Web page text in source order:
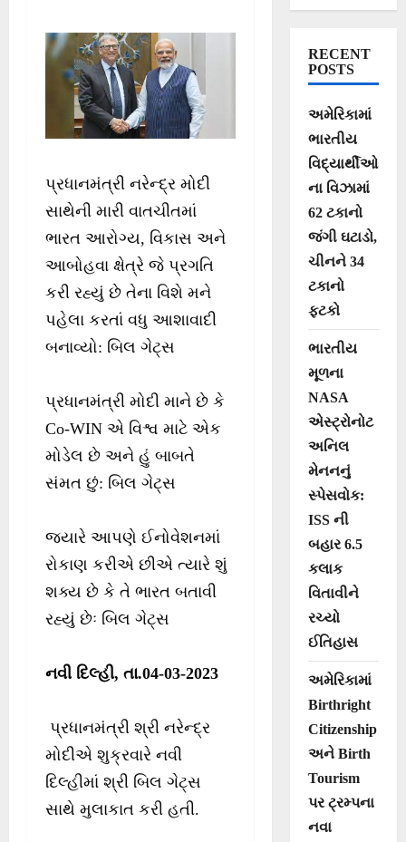
પ્રધાનમંત્રી નરેન્દ્ર મોદી
સાથેની મારી વાતચીતમાં
ભારત આરોગ્ય, વિકાસ અને
આબોહવા ક્ષેત્રે જે પ્રગતિ
કરી રહ્યું છે તેના વિશે મને
પહેલા કરતાં વધુ આશાવાદી
બનાવ્યો: બિલ ગેટ્સ
પ્રધાનમંત્રી મોદી માને છે કે
Co-WIN એ વિશ્વ માટે એક
મોડેલ છે અને હું બાબતે
સંમત છું: બિલ ગેટ્સ
જ્યારે આપણે ઈનોવેશનમાં
રોકાણ કરીએ છીએ ત્યારે શું
શક્ય છે કે તે ભારત બતાવી
રહ્યું છેઃ બિલ ગેટ્સ
નવી દિલ્હી, તા.04-03-2023
પ્રધાનમંત્રી શ્રી નરેન્દ્ર
મોદીએ શુક્રવારે નવી
દિલ્હીમાં શ્રી બિલ ગેટ્સ
સાથે મુલાકાત કરી હતી.
RECENT
POSTS
અમેરિકામાં
ભારતીય
વિદ્યાર્થીઓ
ના વિઝામાં
62 ટકાનો
જંગી ઘટાડો,
ચીનને 34
ટકાનો
ફટકો
ભારતીય
મૂળના
NASA
એસ્ટ્રોનોટ
અનિલ
મેનનનું
સ્પેસવોક:
ISS ની
બહાર 6.5
કલાક
વિતાવીને
રચ્યો
ઈતિહાસ
અમેરિકામાં
Birthright
Citizenship
અને Birth
Tourism
પર ટ્રમ્પના
નવા